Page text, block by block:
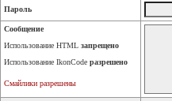
Пароль
Сообщение
Использование HTML запрещено
Использование IkonCode разрешено
Смайлики разрешены